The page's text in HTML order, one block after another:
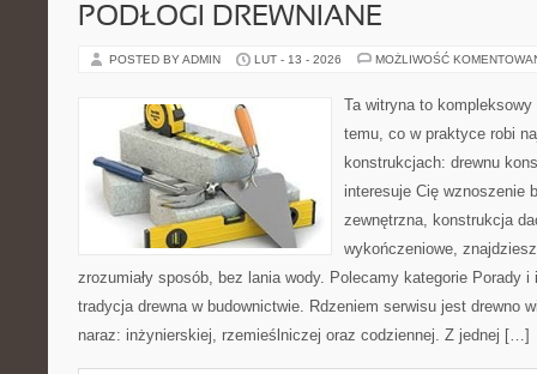
PODŁOGI DREWNIANE
POSTED BY ADMIN LUT - 13 - 2026 MOŻLIWOŚĆ
Ta witryna to
temu, co w praktyce robi
konstrukcjach: drewnu
interesuje Cię wznoszenie
zewnętrzna, konstrukcja
wykończeniowe,
zrozumiały sposób, bez lania wody. Polecamy kategorie Porady
tradycja drewna w budownictwie. Rdzeniem serwisu jest drewno
naraz: inżynierskiej, rzemieślniczej oraz codziennej. Z jednej […]